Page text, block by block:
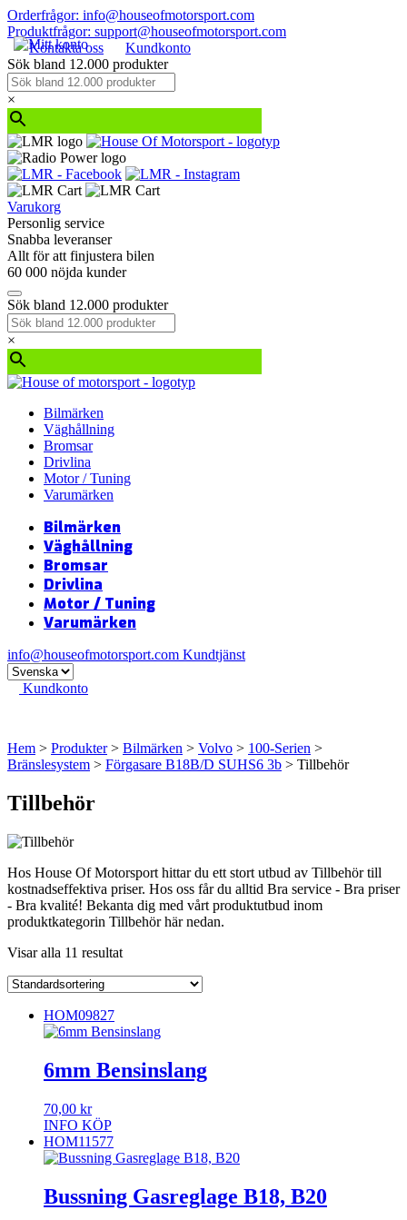
Orderfrågor: info@houseofmotorsport.com
Produktfrågor: support@houseofmotorsport.com
Kontakta oss
Kundkonto
Sök bland 12.000 produkter
×
Varukorg
Personlig service
Snabba leveranser
Allt för att finjustera bilen
60 000 nöjda kunder
Sök bland 12.000 produkter
×
Bilmärken
Väghållning
Bromsar
Drivlina
Motor / Tuning
Varumärken
Bilmärken
Väghållning
Bromsar
Drivlina
Motor / Tuning
Varumärken
info@houseofmotorsport.com Kundtjänst
Kundkonto
Hem > Produkter> Bilmärken > Volvo > 100-Serien >
Bränslesystem > Förgasare B18B/D SUHS6 3b > Tillbehör
Tillbehör
Hos House Of Motorsport hittar du ett stort utbud av Tillbehör till
kostnadseffektiva priser. Hos oss får du alltid Bra service - Bra priser
- Bra kvalité! Bekanta dig med vårt produktutbud inom
produktkategorin Tillbehör här nedan.
Visar alla 11 resultat
HOM09827
6mm Bensinslang
70,00 kr
INFO KÖP
HOM11577
Bussning Gasreglage B18, B20